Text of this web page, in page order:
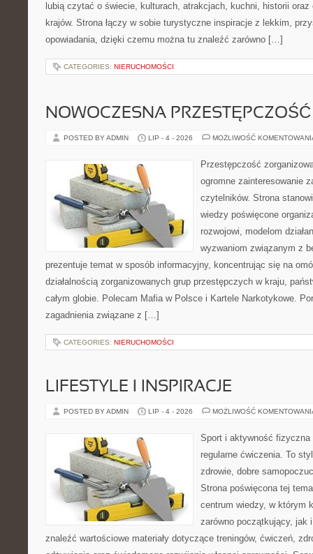
lubią czytać o świecie, kulturach, atrakcjach, kuchni, historii
krajów. Strona łączy w sobie turystyczne inspiracje z lekkim,
opowiadania, dzięki czemu można tu znaleźć zarówno […]
CATEGORIES: NIERUCHOMOŚCI
NOWOCZESNA PRZESTĘPCZOŚĆ
POSTED BY ADMIN LIP - 4 - 2026 MOŻLIWOŚĆ
Przestępczość
ogromne zainteresowanie
czytelników. Strona
wiedzy poświęcone
rozwojowi, modelom
wyzwaniom związanym z
prezentuje temat w sposób informacyjny, koncentrując się na
działalnością zorganizowanych grup przestępczych w kraju,
całym globie. Polecam Mafia w Polsce i Kartele Narkotykowe.
zagadnienia związane z […]
CATEGORIES: NIERUCHOMOŚCI
LIFESTYLE I INSPIRACJE
POSTED BY ADMIN LIP - 4 - 2026 MOŻLIWOŚĆ
Sport i aktywność
regularne ćwiczenia. To
zdrowie, dobre
Strona poświęcona tej
centrum wiedzy, w którym
zarówno początkujący, jak
znaleźć wartościowe materiały dotyczące treningów, ćwiczeń,